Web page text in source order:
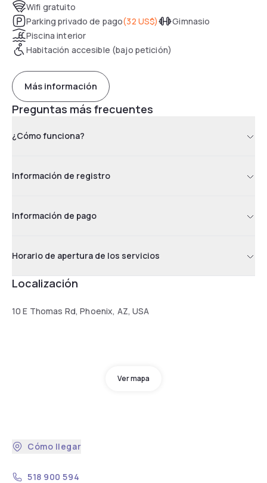
Wifi gratuito
Parking privado de pago(32 US$)
Gimnasio
Piscina interior
Habitación accesible (bajo petición)
Más información
Preguntas más frecuentes
¿Cómo funciona?
Información de registro
Información de pago
Horario de apertura de los servicios
Localización
10 E Thomas Rd, Phoenix, AZ, USA
Ver mapa
Cómo llegar
518 900 594